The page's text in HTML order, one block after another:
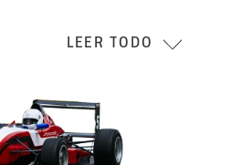
LEER TODO